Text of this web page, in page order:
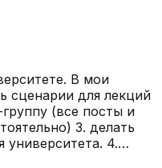
В мои
сценарии для лекций
(все посты и
3. делать
4.
и лекций.